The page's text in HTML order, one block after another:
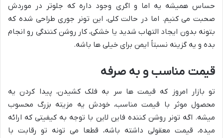
حساس همیشه یه اما و اگری وجود داره که جلوتر در موردش
صحبت می کنیم. اما در حالت کلی، این تونر جوری طراحی شده که
بتونه بدون ایجاد التهاب شدید یا خشکی، کار روشن کنندگی رو انجام
بده و یه گزینه نسبتاً ایمن برای خیلی ها باشه.
قیمت مناسب و به صرفه
تو بازار امروز که قیمت ها سر به فلک کشیدن، پیدا کردن یه
محصول موثر با قیمت مناسب، خودش یه مزیته بزرگ محسوب
میشه. اگه تونر روشن کننده فاین لاین با توجه به کیفیتی که ارائه
میده، قیمت معقولی داشته باشه، قطعا می تونه تو رقابت با